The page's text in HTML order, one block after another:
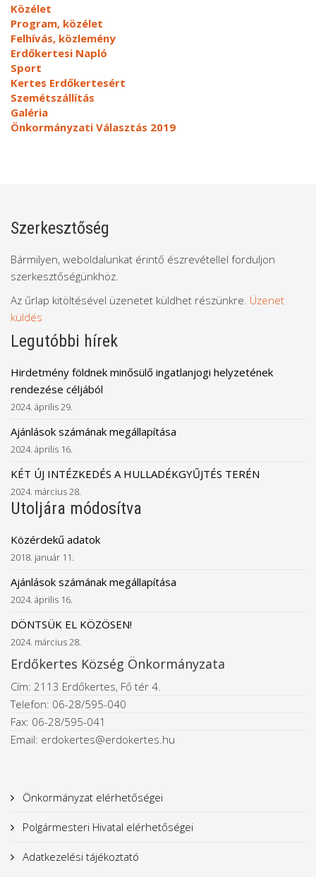
Közélet
Program, közélet
Felhívás, közlemény
Erdőkertesi Napló
Sport
Kertes Erdőkertesért
Szemétszállítás
Galéria
Önkormányzati Választás 2019
Szerkesztőség
Bármilyen, weboldalunkat érintő észrevétellel forduljon
szerkesztőségünkhöz.
Az űrlap kitöltésével üzenetet küldhet részünkre. Üzenet
küldés
Legutóbbi hírek
Hirdetmény földnek minősülő ingatlanjogi helyzetének
rendezése céljából
2024. április 29.
Ajánlások számának megállapítása
2024. április 16.
KÉT ÚJ INTÉZKEDÉS A HULLADÉKGYŰJTÉS TERÉN
2024. március 28.
Utoljára módosítva
Közérdekű adatok
2018. január 11.
Ajánlások számának megállapítása
2024. április 16.
DÖNTSÜK EL KÖZÖSEN!
2024. március 28.
Erdőkertes Község Önkormányzata
Cím: 2113 Erdőkertes, Fő tér 4.
Telefon: 06-28/595-040
Fax: 06-28/595-041
Email: erdokertes@erdokertes.hu
Önkormányzat elérhetőségei
Polgármesteri Hivatal elérhetőségei
Adatkezelési tájékoztató